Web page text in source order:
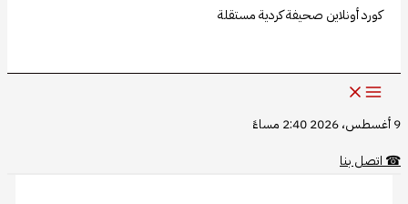
كورد أونلاين صحيفة كردية مستقلة
9 أغسطس، 2026 2:40 مساءً
☎اتصل بنا